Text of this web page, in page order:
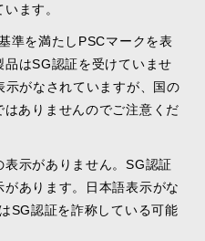
ます。
準を満たし PSCマークを表
品はSG認証を受けていませ
示がなされていますが、国の
ありま せんのでご注意くだ
表示がありません。SG認証
があります。日本語表示がな
SG認証を詐称している可能